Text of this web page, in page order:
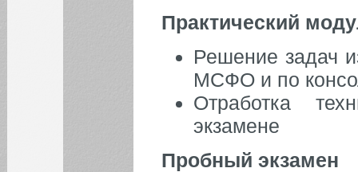
Практический
Решение задач
МСФО и по
Отработка
экзамене
Пробный экзамен